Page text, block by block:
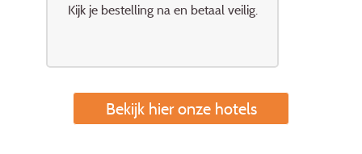
Kijk je bestelling na en betaal veilig.
Bekijk hier onze hotels